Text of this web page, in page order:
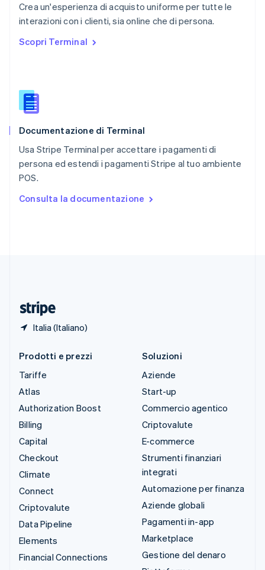
Crea un'esperienza di acquisto uniforme per tutte le
interazioni con i clienti, sia online che di persona.
Scopri Terminal
Documentazione di Terminal
Usa Stripe Terminal per accettare i pagamenti di
persona ed estendi i pagamenti Stripe al tuo ambiente
POS.
Consulta la documentazione
Italia (Italiano)
English简体中文
Regno Unito
Repubblica Ceca
Singapore
English
English
Slovenia
English
Spagna
Español
English Español简体中文
Prodotti e prezzi
Tariffe
Atlas
Authorization Boost
Billing
Capital
Checkout
Climate
Connect
Criptovalute
Data Pipeline
Elements
Financial Connections
Soluzioni
Aziende
Start-up
Commercio agentico
Criptovalute
E-commerce
Strumenti finanziari
integrati
Automazione per finanza
Aziende globali
Pagamenti in-app
Marketplace
Gestione del denaro